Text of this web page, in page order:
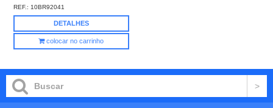
REF.: 10BR92041
DETALHES
colocar no carrinho